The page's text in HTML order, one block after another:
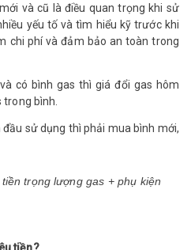
và cũ là điều quan trọng khi sử
yếu tố và tìm hiểu kỹ trước khi
chi phí và đảm bảo an toàn trong
có bình gas thì giá đổi gas hôm
bình.
sử dụng thì phải mua bình mới,
trọng lượng gas + phụ kiện